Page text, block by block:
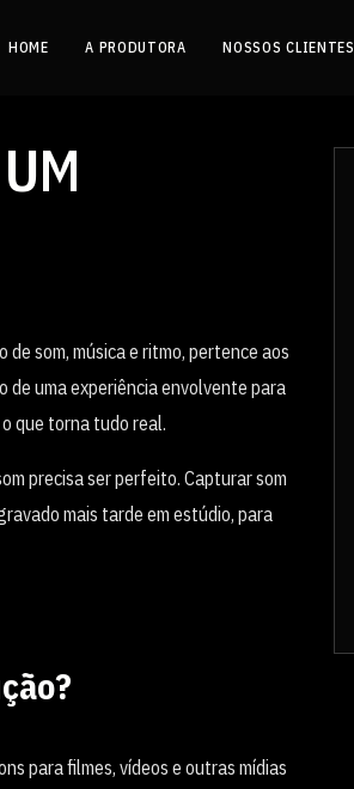
HOME A PRODUTORA NOSSOS CLIENTES
som, música e ritmo, pertence aos
de uma experiência envolvente para
que torna tudo real.
precisa ser perfeito. Capturar som
mais tarde em estúdio, para
para filmes, vídeos e outras mídias